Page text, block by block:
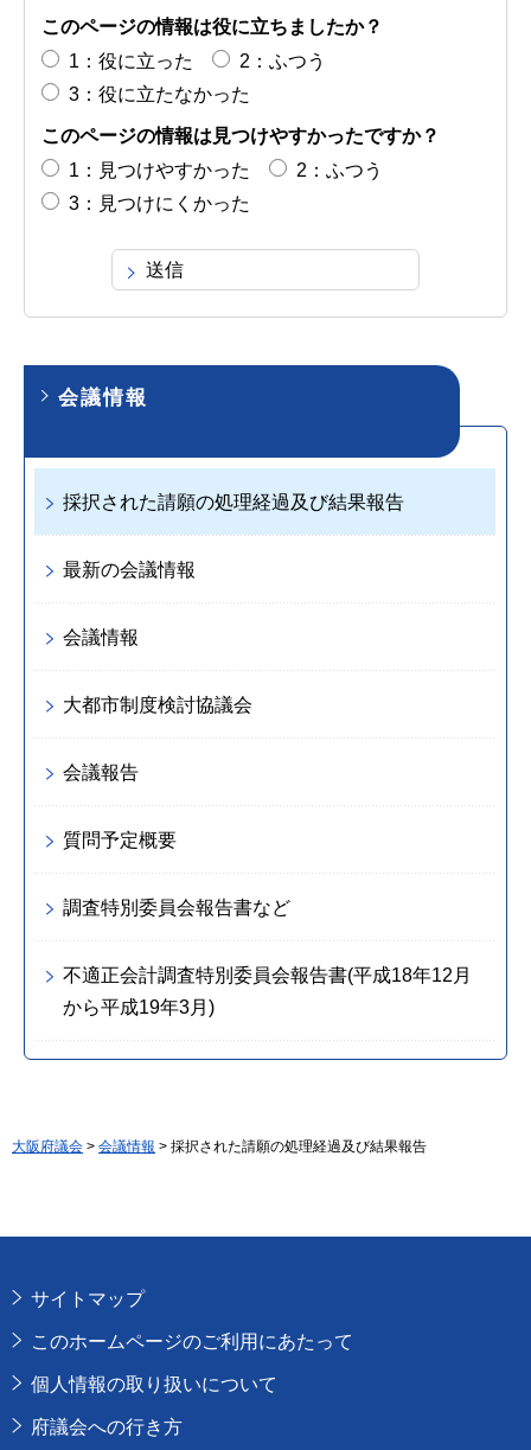
このページの情報は役に立ちましたか？
1：役に立った
2：ふつう
3：役に立たなかった
このページの情報は見つけやすかったですか？
1：見つけやすかった
2：ふつう
3：見つけにくかった
会議情報
採択された請願の処理経過及び結果報告
最新の会議情報
会議情報
大都市制度検討協議会
会議報告
質問予定概要
調査特別委員会報告書など
不適正会計調査特別委員会報告書(平成18年12月
から平成19年3月)
大阪府議会 > 会議情報 > 採択された請願の処理経過及び結果報告
サイトマップ
このホームページのご利用にあたって
個人情報の取り扱いについて
府議会への行き方